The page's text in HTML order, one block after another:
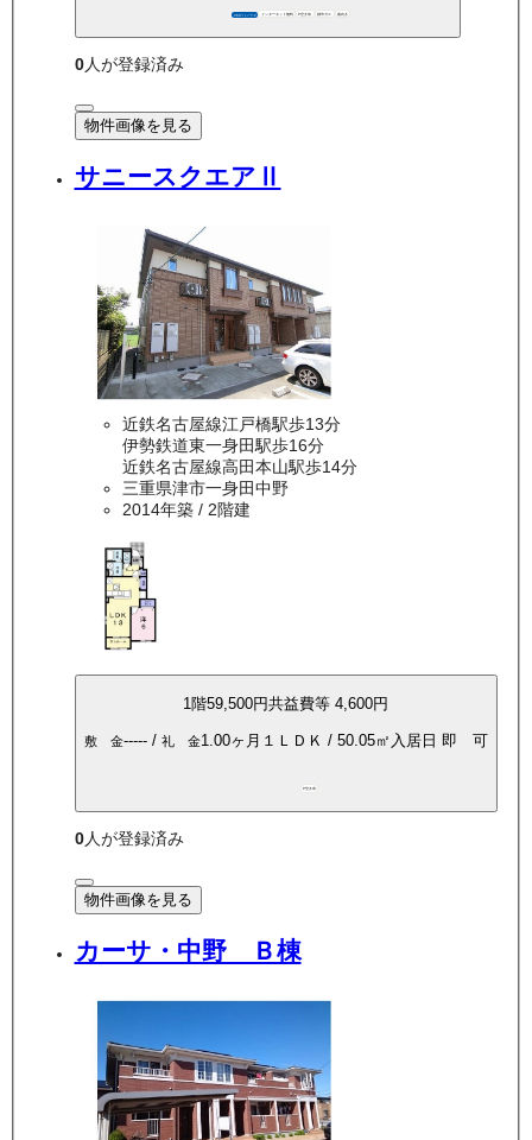
360°パノラマ インターネット無料 P空き有 都市ガス 南向き
0人が登録済み
物件画像を見る
サニースクエアⅡ
近鉄名古屋線江戸橋駅歩13分
伊勢鉄道東一身田駅歩16分
近鉄名古屋線高田本山駅歩14分
三重県津市一身田中野
2014年築/ 2階建
1 階59,500円共益費等 4,600円
敷 金-----/ 礼 金1.00ヶ月 １ＬＤＫ / 50.05㎡ 入居日 即 可
P空き有
0人が登録済み
物件画像を見る
カーサ・中野 Ｂ棟